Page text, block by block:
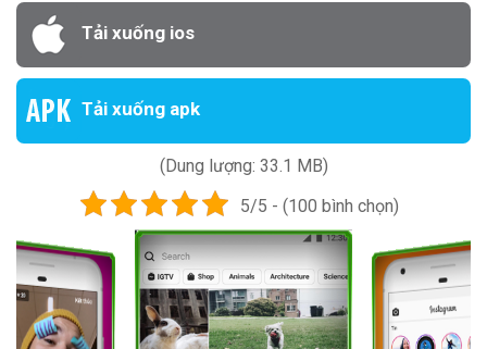
Tải xuống ios
Tải xuống apk
(Dung lượng: 33.1 MB)
5/5 - (100 bình chọn)